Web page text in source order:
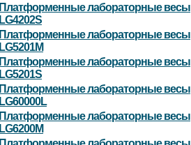
Платформенные лабораторные весы
LG4202S
Платформенные лабораторные весы
LG5201M
Платформенные лабораторные весы
LG5201S
Платформенные лабораторные весы
LG60000L
Платформенные лабораторные весы
LG6200M